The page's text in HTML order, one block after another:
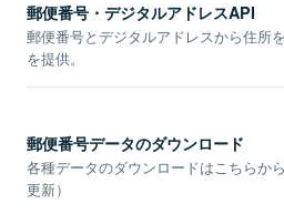
郵便番号・デジタルアドレスAPI
郵便番号とデジタルアドレスから住所
を提供。
郵便番号データのダウンロード
各種データのダウンロードはこちらか
更新）